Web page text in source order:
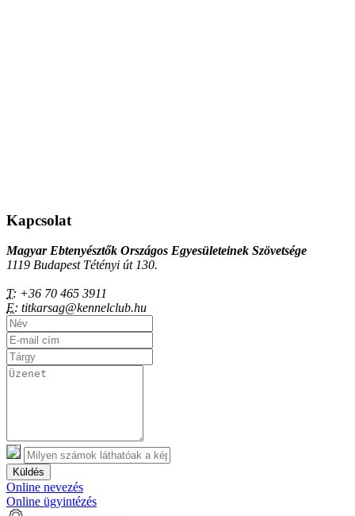
Kapcsolat
Magyar Ebtenyésztők Országos Egyesületeinek Szövetsége
1119 Budapest Tétényi út 130.
T: +36 70 465 3911
E: titkarsag@kennelclub.hu
Küldés
Online nevezés
Online ügyintézés